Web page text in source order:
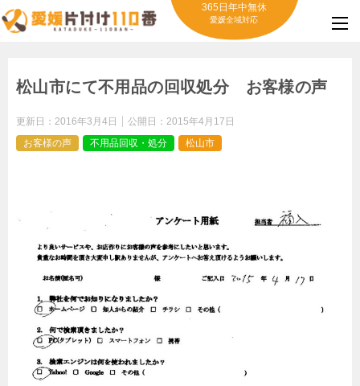
365日年中無休
愛媛全域対応
松山市にて不用品の回収処分 お客様の声
更新日： 2016年3月4日 公開日： 2015年4月17日
お客様の声
不用品回収・処分 松山市